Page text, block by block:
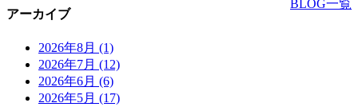
BLOG一覧
アーカイブ
2026年8月 (1)
2026年7月 (12)
2026年6月 (6)
2026年5月 (17)